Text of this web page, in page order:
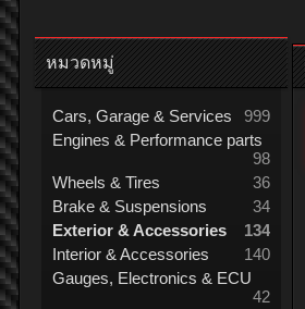
หมวดหมู่
Cars, Garage & Services
999
Engines & Performance parts
98
Wheels & Tires
36
Brake & Suspensions
34
Exterior & Accessories
134
Interior & Accessories
140
Gauges, Electronics & ECU
42